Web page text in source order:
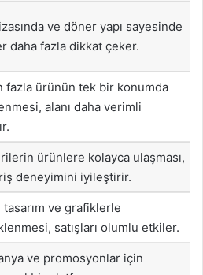
ve döner yapı sayesinde
daha fazla dikkat çeker.
fazla ürünün tek bir konumda
alanı daha verimli
ürünlere kolayca ulaşması,
deneyimini iyileştirir.
tasarım ve grafiklerle
satışları olumlu etkiler.
ve promosyonlar için